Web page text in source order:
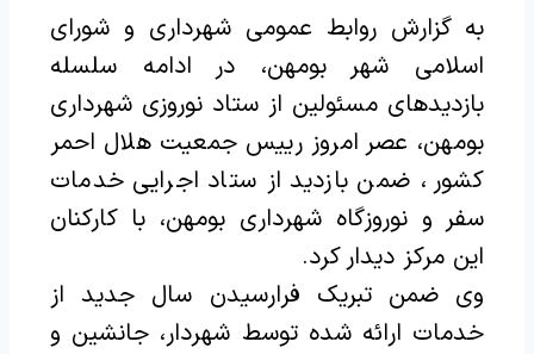
به گزارش روابط عمومی شهرداری و شورای
اسلامی شهر بومهن، در ادامه سلسله
بازدیدهای مسئولین از ستاد نوروزی شهرداری
بومهن، عصر امروز رییس جمعیت هلال احمر
کشور ، ضمن بازدید از ستاد اجرایی خدمات
سفر و نوروزگاه شهرداری بومهن، با کارکنان
این مرکز دیدار کرد.
وی ضمن تبریک فرارسیدن سال جدید از
خدمات ارائه شده توسط شهردار، جانشین و